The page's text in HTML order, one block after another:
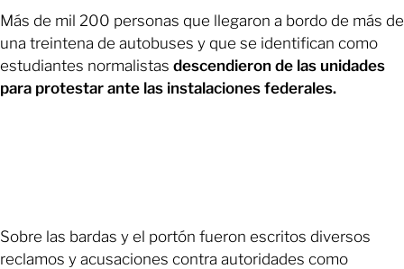
Más de mil 200 personas que llegaron a bordo de más de
una treintena de autobuses y que se identifican como
estudiantes normalistas descendieron de las unidades
para protestar ante las instalaciones federales.
Sobre las bardas y el portón fueron escritos diversos
reclamos y acusaciones contra autoridades como